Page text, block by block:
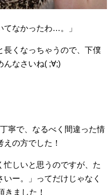
てなかったわ…。」
長くなっちゃうので、下僕
んなさいね( ;∀;)
寧で、なるべく間違った情
の方でした！
忙しいと思うのですが、た
ー。」ってだけじゃなく
きました！